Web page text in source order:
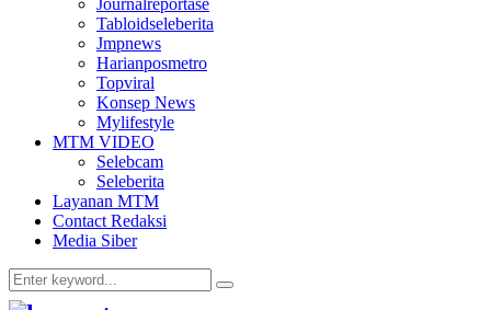
Journalreportase
Tabloidseleberita
Jmpnews
Harianposmetro
Topviral
Konsep News
Mylifestyle
MTM VIDEO
Selebcam
Seleberita
Layanan MTM
Contact Redaksi
Media Siber
Search
for:
Search
Facebook
Twitter
Youtube